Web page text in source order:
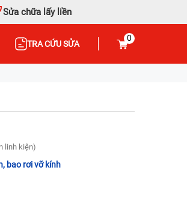
Sửa chữa lấy liền
TRA CỨU SỬA
0
linh kiện)
bao rơi vỡ kính